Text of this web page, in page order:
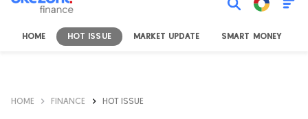
HOME HOT ISSUE MARKET UPDATE SMART MONEY
HOME FINANCE HOT ISSUE